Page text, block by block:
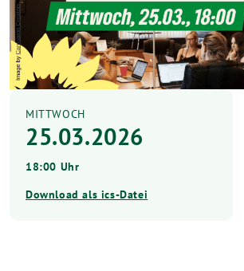
MITTWOCH
25.03.2026
18:00 Uhr
Download als ics-Datei